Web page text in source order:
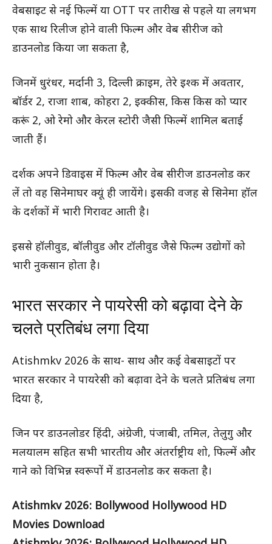
वेबसाइट से नई फिल्में या OTT पर तारीख से पहले या लगभग
एक साथ रिलीज होने वाली फिल्म और वेब सीरीज को
डाउनलोड किया जा सकता है,
जिनमें धुरंधर, मर्दानी 3, दिल्ली क्राइम, तेरे इश्क में अवतार,
बॉर्डर 2, राजा शाब, कोहरा 2, इक्कीस, किस किस को प्यार
करूं 2, ओ रेमो और केरल स्टोरी जैसी फिल्में शामिल बताई
जाती हैं।
दर्शक अपने डिवाइस में फिल्म और वेब सीरीज डाउनलोड कर
लें तो वह सिनेमाघर क्यूं ही जायेंगे। इसकी वजह से सिनेमा हॉल
के दर्शकों में भारी गिरावट आती है।
इससे हॉलीवुड, बॉलीवुड और टॉलीवुड जैसे फिल्म उद्योगों को
भारी नुकसान होता है।
भारत सरकार ने पायरेसी को बढ़ावा देने के
चलते प्रतिबंध लगा दिया
Atishmkv 2026 के साथ- साथ और कई वेबसाइटों पर
भारत सरकार ने पायरेसी को बढ़ावा देने के चलते प्रतिबंध लगा
दिया है,
जिन पर डाउनलोडर हिंदी, अंग्रेजी, पंजाबी, तमिल, तेलुगु और
मलयालम सहित सभी भारतीय और अंतर्राष्ट्रीय शो, फिल्में और
गाने को विभिन्न स्वरूपों में डाउनलोड कर सकता है।
Atishmkv 2026: Bollywood Hollywood HD
Movies Download